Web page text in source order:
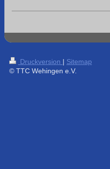
Druckversion | Sitemap
© TTC Wehingen e.V.